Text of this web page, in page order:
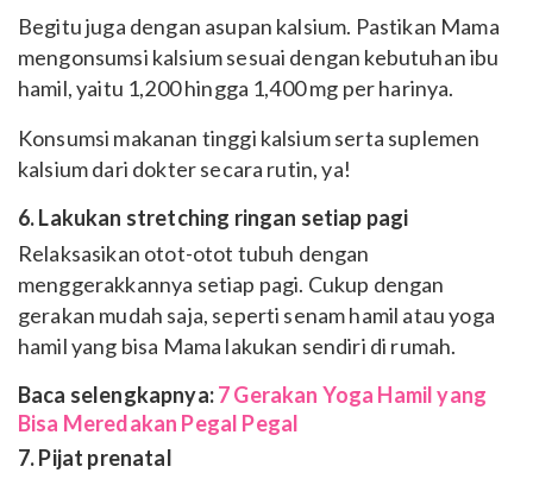
Begitu juga dengan asupan kalsium. Pastikan Mama
mengonsumsi kalsium sesuai dengan kebutuhan ibu
hamil, yaitu 1,200 hingga 1,400 mg per harinya.
Konsumsi makanan tinggi kalsium serta suplemen
kalsium dari dokter secara rutin, ya!
6. Lakukan stretching ringan setiap pagi
Relaksasikan otot-otot tubuh dengan
menggerakkannya setiap pagi. Cukup dengan
gerakan mudah saja, seperti senam hamil atau yoga
hamil yang bisa Mama lakukan sendiri di rumah.
Baca selengkapnya:7 Gerakan Yoga Hamil yang
Bisa Meredakan Pegal Pegal
7. Pijat prenatal